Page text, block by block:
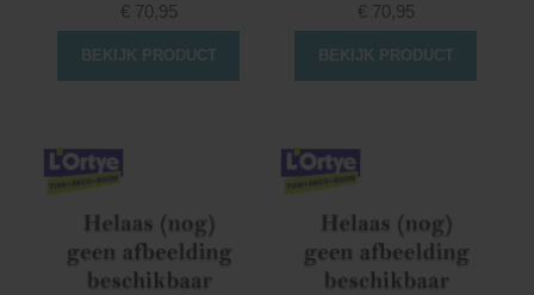
€ 70,95
BEKIJK PRODUCT
€ 70,95
BEKIJK PRODUCT